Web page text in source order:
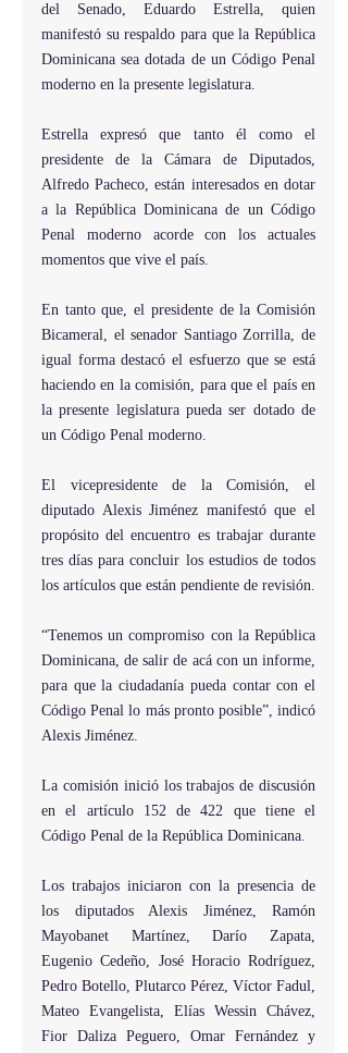
del Senado, Eduardo Estrella, quien
manifestó su respaldo para que la República
Dominicana sea dotada de un Código Penal
moderno en la presente legislatura.
Estrella expresó que tanto él como el
presidente de la Cámara de Diputados,
Alfredo Pacheco, están interesados en dotar
a la República Dominicana de un Código
Penal moderno acorde con los actuales
momentos que vive el país.
En tanto que, el presidente de la Comisión
Bicameral, el senador Santiago Zorrilla, de
igual forma destacó el esfuerzo que se está
haciendo en la comisión, para que el país en
la presente legislatura pueda ser dotado de
un Código Penal moderno.
El vicepresidente de la Comisión, el
diputado Alexis Jiménez manifestó que el
propósito del encuentro es trabajar durante
tres días para concluir los estudios de todos
los artículos que están pendiente de revisión.
“Tenemos un compromiso con la República
Dominicana, de salir de acá con un informe,
para que la ciudadanía pueda contar con el
Código Penal lo más pronto posible”, indicó
Alexis Jiménez.
La comisión inició los trabajos de discusión
en el artículo 152 de 422 que tiene el
Código Penal de la República Dominicana.
Los trabajos iniciaron con la presencia de
los diputados Alexis Jiménez, Ramón
Mayobanet Martínez, Darío Zapata,
Eugenio Cedeño, José Horacio Rodríguez,
Pedro Botello, Plutarco Pérez, Víctor Fadul,
Mateo Evangelista, Elías Wessin Chávez,
Fior Daliza Peguero, Omar Fernández y